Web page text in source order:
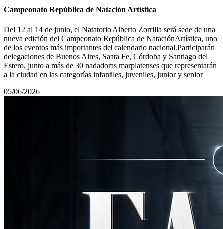
Campeonato República de Natación Artística
Del 12 al 14 de junio, el Natatorio Alberto Zorrilla será sede de una
nueva edición del Campeonato República de NataciónArtística, uno
de los eventos más importantes del calendario nacional.Participarán
delegaciones de Buenos Aires, Santa Fe, Córdoba y Santiago del
Estero, junto a más de 30 nadadoras marplatenses que representarán
a la ciudad en las categorías infantiles, juveniles, junior y senior
05/06/2026